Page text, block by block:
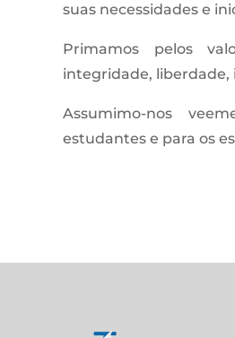
suas necessidades e
Primamos pelos
integridade, liberdade,
Assumimo-nos
estudantes e para os